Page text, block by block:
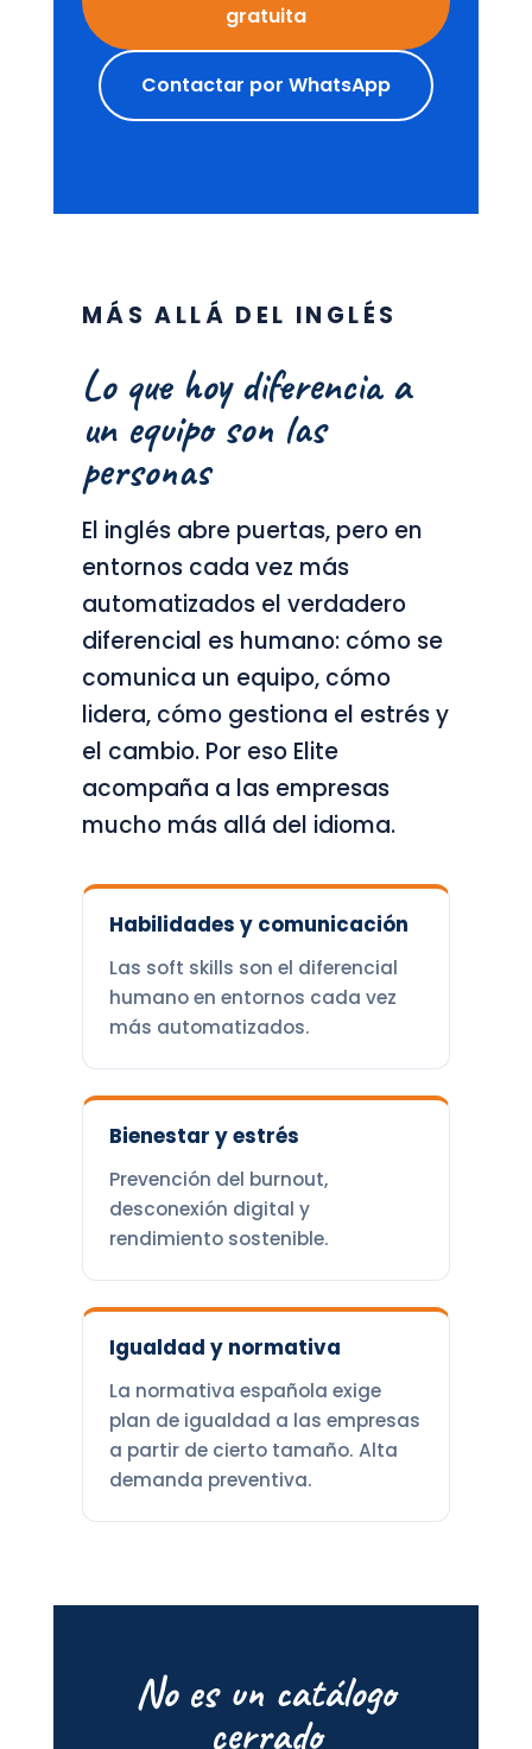
gratuita
Contactar por WhatsApp
MÁS ALLÁ DEL INGLÉS
Lo que hoy diferencia a
un equipo son las
personas
El inglés abre puertas, pero en
entornos cada vez más
automatizados el verdadero
diferencial es humano: cómo se
comunica un equipo, cómo
lidera, cómo gestiona el estrés y
el cambio. Por eso Elite
acompaña a las empresas
mucho más allá del idioma.
Habilidades y comunicación
Las soft skills son el diferencial
humano en entornos cada vez
más automatizados.
Bienestar y estrés
Prevención del burnout,
desconexión digital y
rendimiento sostenible.
Igualdad y normativa
La normativa española exige
plan de igualdad a las empresas
a partir de cierto tamaño. Alta
demanda preventiva.
No es un catálogo
cerrado